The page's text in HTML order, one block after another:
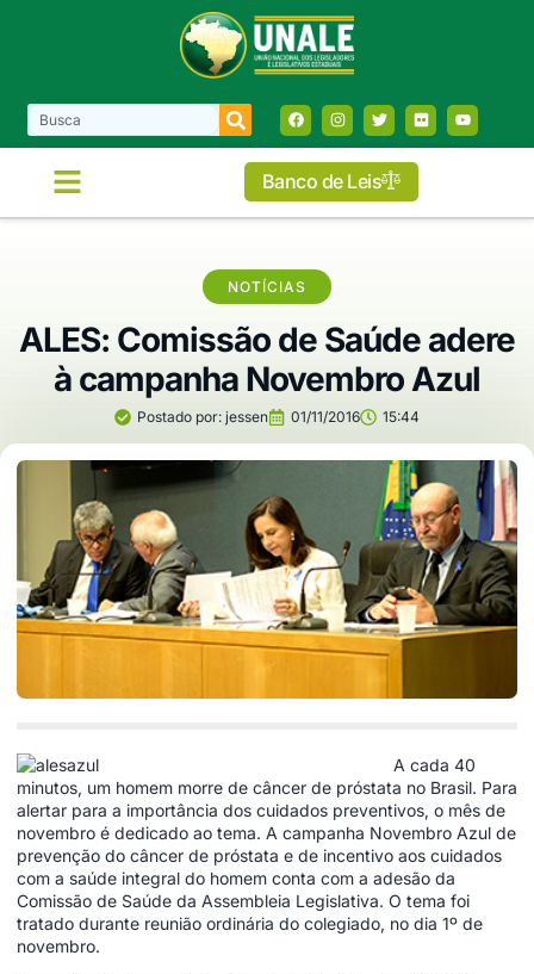
Banco de Leis
NOTÍCIAS
ALES: Comissão de Saúde adere
à campanha Novembro Azul
Postado por: jessen 01/11/2016 15:44
A cada 40
minutos, um homem morre de câncer de próstata no Brasil. Para
alertar para a importância dos cuidados preventivos, o mês de
novembro é dedicado ao tema. A campanha Novembro Azul de
prevenção do câncer de próstata e de incentivo aos cuidados
com a saúde integral do homem conta com a adesão da
Comissão de Saúde da Assembleia Legislativa. O tema foi
tratado durante reunião ordinária do colegiado, no dia 1º de
novembro.